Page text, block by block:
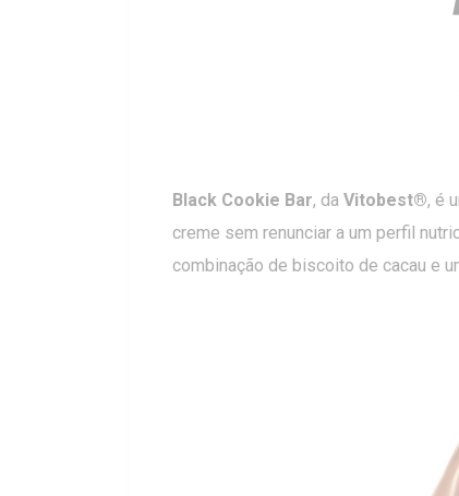
Black Cookie Bar, da Vitobest®, é
creme sem renunciar a um perfil
combinação de biscoito de cacau e